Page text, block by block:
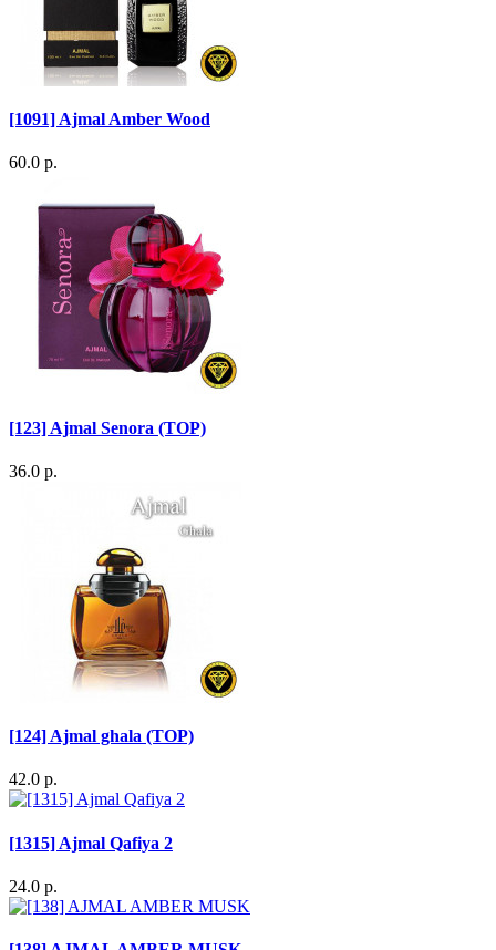
[1091] Ajmal Amber Wood
60.0 р.
[123] Ajmal Senora (TOP)
36.0 р.
[124] Ajmal ghala (TOP)
42.0 р.
[1315] Ajmal Qafiya 2
24.0 р.